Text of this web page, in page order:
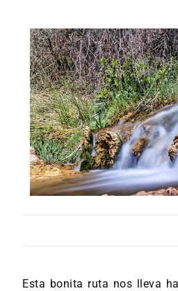
Esta bonita ruta nos lleva